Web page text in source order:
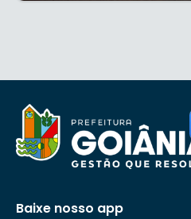
Baixe nosso app